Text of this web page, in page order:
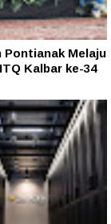
Pontianak Melaju
Kalbar ke-34